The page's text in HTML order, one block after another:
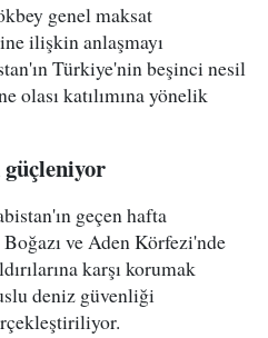
genel maksat
ilişkin anlaşmayı
Türkiye'nin beşinci nesil
olası katılımına yönelik
geçen hafta
ve Aden Körfezi'nde
karşı korumak
deniz güvenliği